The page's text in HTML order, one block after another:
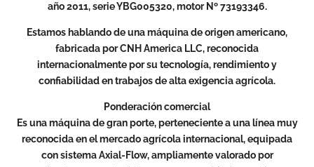
año 2011, serie YBG005320, motor Nº 73193346.
Estamos hablando de una máquina de origen americano,
fabricada por CNH America LLC, reconocida
internacionalmente por su tecnología, rendimiento y
confiabilidad en trabajos de alta exigencia agrícola.
Ponderación comercial
Es una máquina de gran porte, perteneciente a una línea muy
reconocida en el mercado agrícola internacional, equipada
con sistema Axial-Flow, ampliamente valorado por